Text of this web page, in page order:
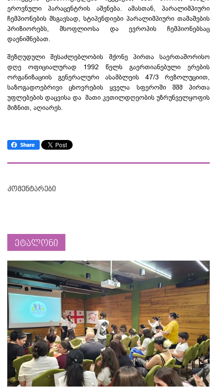
ეროვნული პარაცენტრის აშენება. ამასთან, პარალიმპიური
ჩემპიონების მსგავსად, სტიპენდიები პარალიმპიური თამაშების
პრიზიორებს, მსოფლიოსა და ევროპის ჩემპიონებსაც
დაენიშნებათ.
შეზღუდული შესაძლებლობის მქონე პირთა საერთაშორისო
დღე ოფიციალურად 1992 წელს გაერთიანებული ერების
ორგანიზაციის გენერალური ასამბლეის 47/3 რეზოლუციით,
საზოგადოებრივი ცხოვრების ყველა სფეროში შშმ პირთა
უფლებების დაცვისა და მათი კეთილდღეობის უზრუნველყოფის
მიზნით, აღიარეს.
კომენტარები
ეტალონი